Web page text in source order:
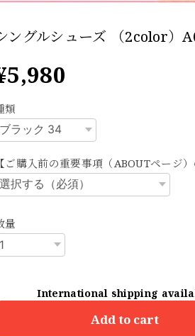
ングルシューズ （2color）
類
【ご購入前の重要事項（ABOUTページ）
量
International shipping
Add to cart